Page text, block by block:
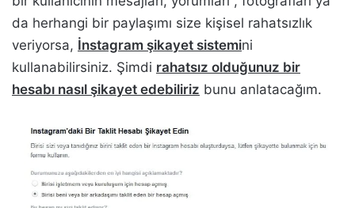
da herhangi bir paylaşımı size kişisel rahatsızlık
veriyorsa, İnstagram şikayet sistemini
kullanabilirsiniz. Şimdi rahatsız olduğunuz bir
hesabı nasıl şikayet edebiliriz bunu anlatacağım.